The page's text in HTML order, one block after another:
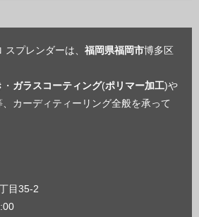
プレンダーは、 福岡県福岡市博多区
・ ガラスコーティング(ポリマー加工)や
、カーディティーリング全般を承って
目35-2